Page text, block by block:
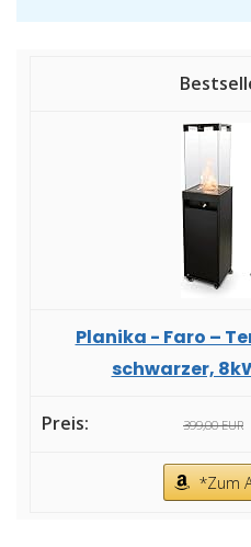
Planika - Faro –
schwarzer,
399,00 EUR
*Zum